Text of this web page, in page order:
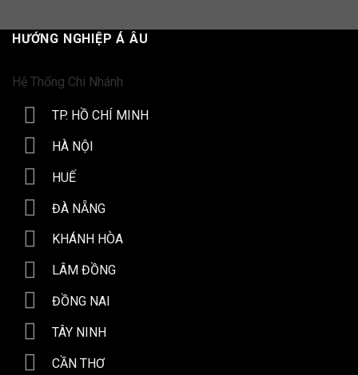
HƯỚNG NGHIỆP Á ÂU
Hệ Thống Chi Nhánh
TP. HỒ CHÍ MINH
HÀ NỘI
HUẾ
ĐÀ NẴNG
KHÁNH HÒA
LÂM ĐỒNG
ĐỒNG NAI
TÂY NINH
CẦN THƠ